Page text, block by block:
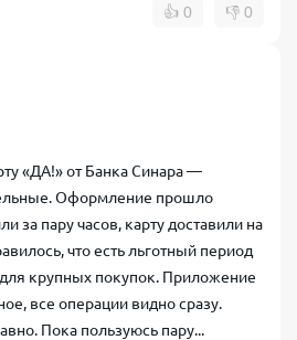
👍 0 👎 0
«ДА!» от Банка Синара —
Оформление прошло
за пару часов, карту доставили на
что есть льготный период
крупных покупок. Приложение
все операции видно сразу.
Пока пользуюсь пару...